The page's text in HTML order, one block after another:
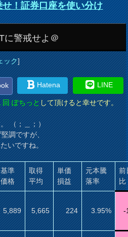
！証券口座を使い分け
警戒せよ＠
ック]
Hatena LINE
回 ぽちっとして頂けると幸せです。
（；＿；）
調ですが、
いですね。
基準
価格
取得
平均
単価
損益
元本騰
落率
前
比
5,889 5,665 224 3.95% -